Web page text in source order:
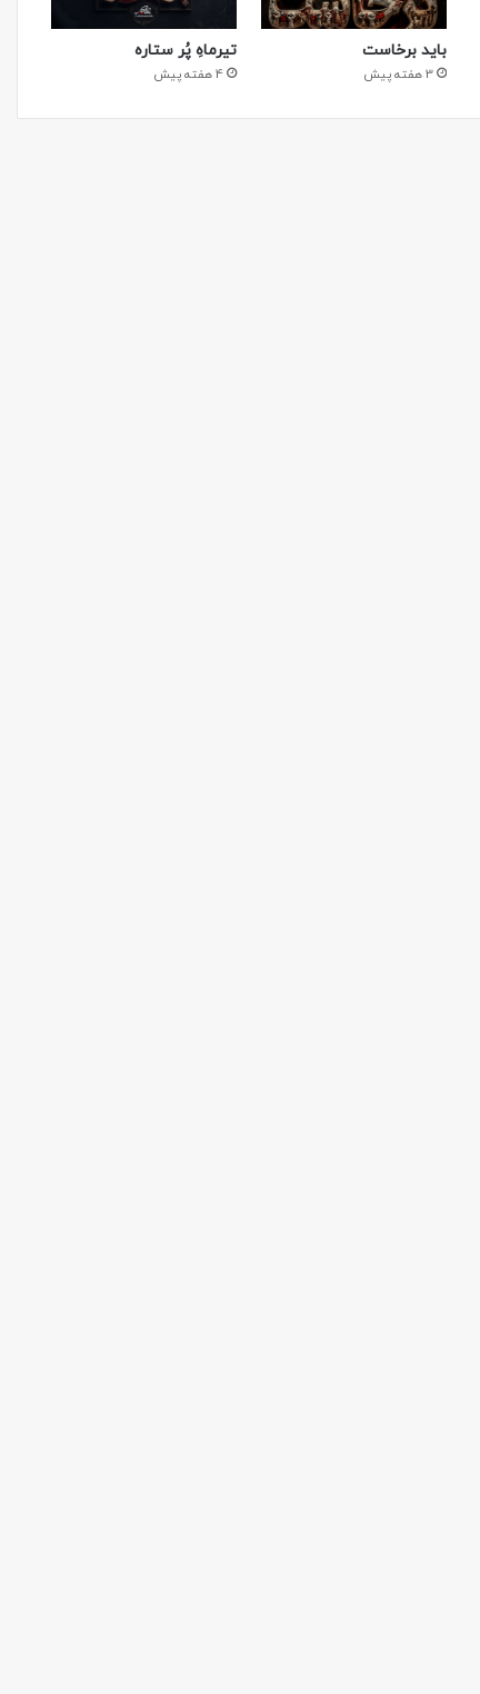
باید برخاست
3 هفته پیش
تیرماهِ پُر ستاره
4 هفته پیش